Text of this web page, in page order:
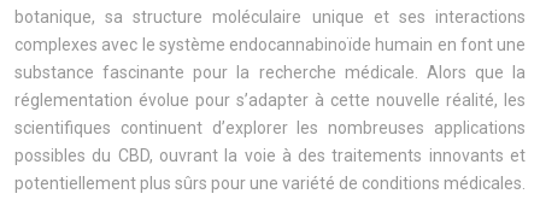
botanique, sa structure moléculaire unique et ses interactions
complexes avec le système endocannabinoïde humain en font une
substance fascinante pour la recherche médicale. Alors que la
réglementation évolue pour s’adapter à cette nouvelle réalité, les
scientifiques continuent d’explorer les nombreuses applications
possibles du CBD, ouvrant la voie à des traitements innovants et
potentiellement plus sûrs pour une variété de conditions médicales.